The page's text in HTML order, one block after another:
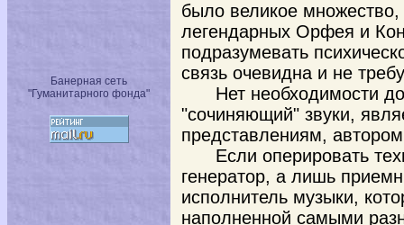
Банерная сеть
"Гуманитарного фонда"
было великое
легендарных Орфея и
подразумевать
связь очевидна и не
Нет необходимости
"сочиняющий" звуки,
представлениям,
Если оперировать
генератор, а лишь
исполнитель музыки,
наполненной самыми